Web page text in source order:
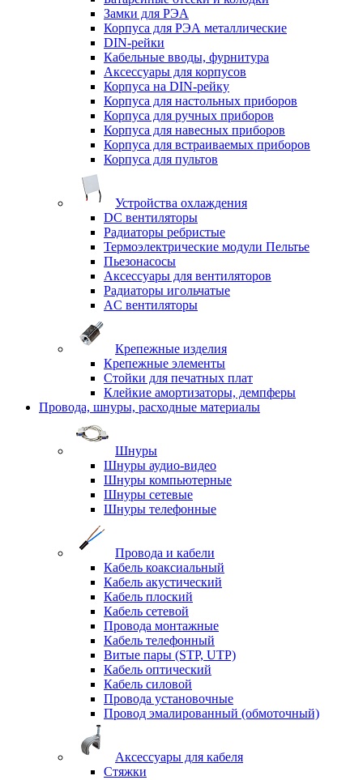
Замки для РЭА
Корпуса для РЭА металлические
DIN-рейки
Кабельные вводы, фурнитура
Аксессуары для корпусов
Корпуса на DIN-рейку
Корпуса для настольных приборов
Корпуса для ручных приборов
Корпуса для навесных приборов
Корпуса для встраиваемых приборов
Корпуса для пультов
Устройства охлаждения
DC вентиляторы
Радиаторы ребристые
Термоэлектрические модули Пельтье
Пьезонасосы
Аксессуары для вентиляторов
Радиаторы игольчатые
AC вентиляторы
Крепежные изделия
Крепежные элементы
Стойки для печатных плат
Клейкие амортизаторы, демпферы
Провода, шнуры, расходные материалы
Шнуры
Шнуры аудио-видео
Шнуры компьютерные
Шнуры сетевые
Шнуры телефонные
Провода и кабели
Кабель коаксиальный
Кабель акустический
Кабель плоский
Кабель сетевой
Провода монтажные
Кабель телефонный
Витые пары (STP, UTP)
Кабель оптический
Кабель силовой
Провода установочные
Провод эмалированный (обмоточный)
Аксессуары для кабеля
Стяжки